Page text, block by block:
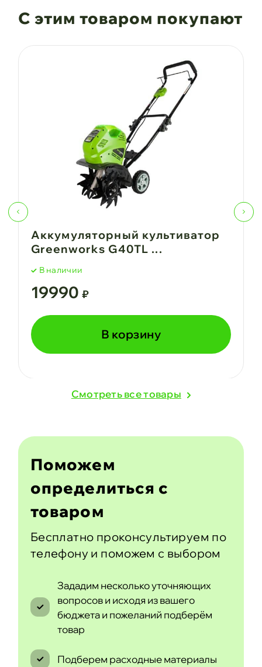
С этим товаром покупают
Аккумуляторный культиватор
Greenworks G40TL ...
В наличии
19990 ₽
В корзину
Cмотреть все товары
Поможем
определиться с
товаром
Бесплатно проконсультируем по
телефону и поможем с выбором
Зададим несколько уточняющих
вопросов и исходя из вашего
бюджета и пожеланий подберём
товар
Подберем расходные материалы